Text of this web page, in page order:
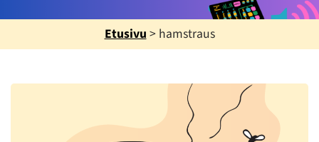
Etusivu > hamstraus